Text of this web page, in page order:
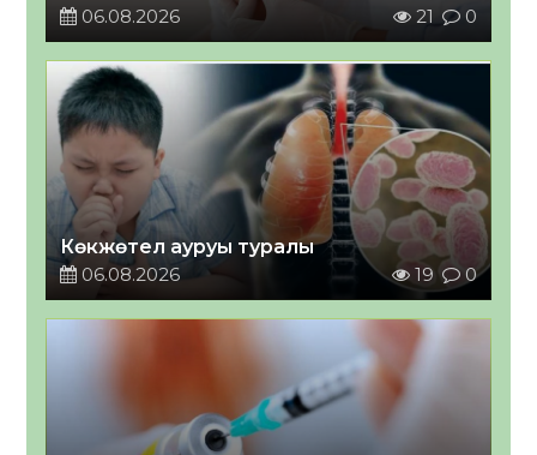
06.08.2026
21 0
Көкжөтел ауруы туралы
06.08.2026
19 0